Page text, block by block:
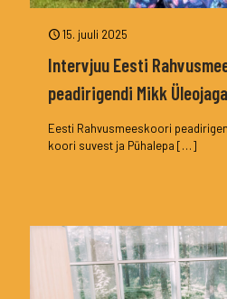
15. juuli 2025
Intervjuu Eesti
peadirigendi Mikk Üleojaga
Eesti Rahvusmeeskoori
koori suvest ja Pühalepa […]